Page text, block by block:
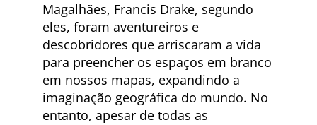
Magalhães, Francis Drake, segundo
eles, foram aventureiros e
descobridores que arriscaram a vida
para preencher os espaços em branco
em nossos mapas, expandindo a
imaginação geográfica do mundo. No
entanto, apesar de todas as